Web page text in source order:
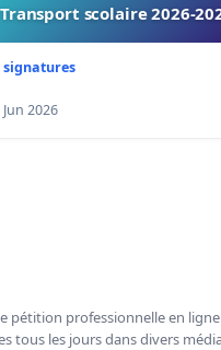
Transport scolaire 2026-
signatures
Jun 2026
pétition professionnelle en
tous les jours dans divers